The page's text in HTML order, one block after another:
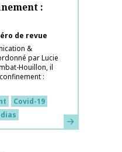
:
de revue
&
par Lucie
Houillon, il
:
Covid-19
En savoir plus